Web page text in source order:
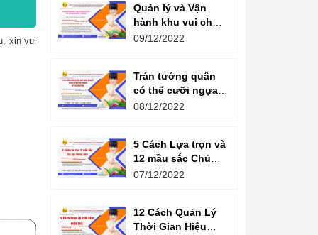
xin vui
Quản lý và Vận
hành khu vui chơi
giải trí -
amusement parks
09/12/2022
Trán tướng quân
có thể cưỡi ngựa,
Bụng tể tướng có
08/12/2022
5 Cách Lựa trọn và
12 mầu sắc Chủ
đạo Tương sinh
năng lượng
07/12/2022
12 Cách Quản Lý
Thời Gian Hiệu